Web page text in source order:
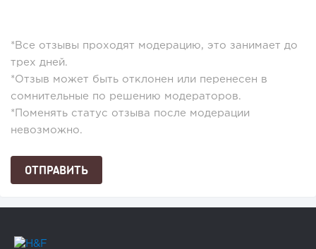
*Все отзывы проходят модерацию, это занимает до
трех дней.
*Отзыв может быть отклонен или перенесен в
сомнительные по решению модераторов.
*Поменять статус отзыва после модерации
невозможно.